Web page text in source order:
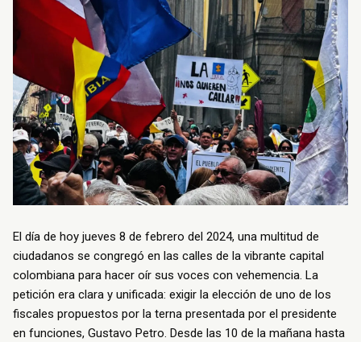
El día de hoy jueves 8 de febrero del 2024, una multitud de
ciudadanos se congregó en las calles de la vibrante capital
colombiana para hacer oír sus voces con vehemencia. La
petición era clara y unificada: exigir la elección de uno de los
fiscales propuestos por la terna presentada por el presidente
en funciones, Gustavo Petro. Desde las 10 de la mañana hasta